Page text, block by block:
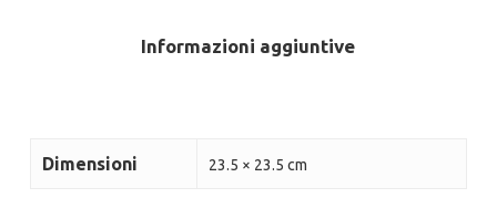
Informazioni aggiuntive
Dimensioni 23.5 × 23.5 cm